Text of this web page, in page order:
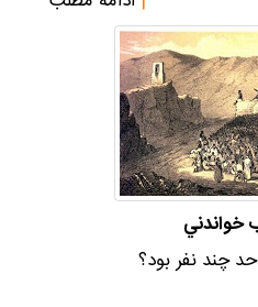
خواندني
چند نفر بود؟